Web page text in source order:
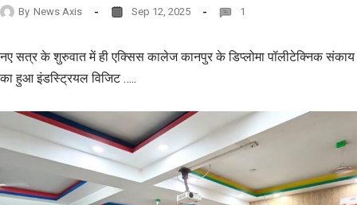
By News Axis Sep 12, 2025 1
नए सत्र के शुरुवात में ही एक्सिस कालेज कानपुर के डिप्लोमा पॉलीटेक्निक संकाय
का हुआ इंडस्ट्रियल विजिट …..